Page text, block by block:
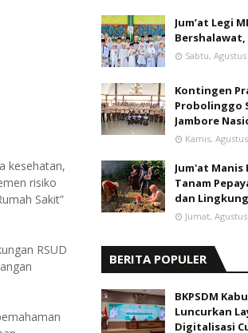
kesehatan,
risiko
Sakit”
RSUD
Jum’at Legi
Bershalawat,
Sabtu,
Kontingen
Probolinggo
Jambore
Kamis,
Jum'at Manis
Tanam
dan
Jumat,
BERITA POPULER
BKPSDM
Luncurkan
Digitalisasi